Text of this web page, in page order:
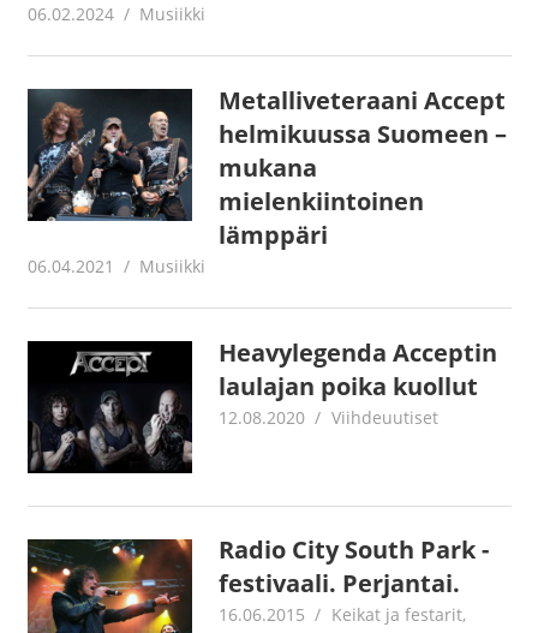
06.02.2024 Juha Kaunisto
Musiikki
Metalliveteraani Accept
helmikuussa Suomeen –
mukana
mielenkiintoinen
lämppäri
06.04.2021 Juha Kaunisto
Musiikki
Heavylegenda Acceptin
laulajan poika kuollut
12.08.2020 Juha Kaunisto
Viihdeuutiset
Radio City South Park -
festivaali. Perjantai.
16.06.2015 mestanet
Keikat ja festarit,